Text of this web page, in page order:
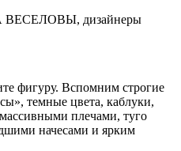
дизайнеры
фигуру. Вспомним строгие
темные цвета, каблуки,
плечами, туго
начесами и ярким